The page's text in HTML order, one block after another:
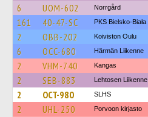
6 UOM-602 Norrgård
161 40-47-SC PKS Bielsko-Biała
2 OBB-202 Koiviston Oulu
6 OCC-680 Härmän Liikenne
2 VHM-740 Kangas
2 SEB-883 Lehtosen Liikenne
2 OCT-980 SLHS
2 UHL-250 Porvoon kirjasto